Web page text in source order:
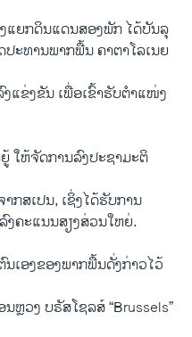
ຍກດິນແດນສອງພັກ ໄດ້ບັນລຸ
ະທານພາກພື້ນ ຄາຕາໂລເນຍ
ງແຂ່ງຂັນ ເພື່ອເຂົ້າຮັບຕຳແໜ່ງ
ໃຫ້ຈັດການລົງປະຊາມະຕິ
ກສເປນ, ເຊິ່ງໄດ້ຮັບການ
ຄະແນນສຽງສ່ວນໃຫຍ່.
ເອງຂອງພາກພື້ນດັ່ງກ່າວໄວ້
ວງ ບຣັສໂຊລສ໌ “Brussels”